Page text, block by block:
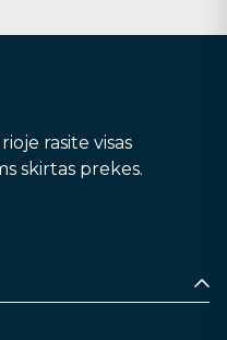
rasite visas
skirtas prekes.